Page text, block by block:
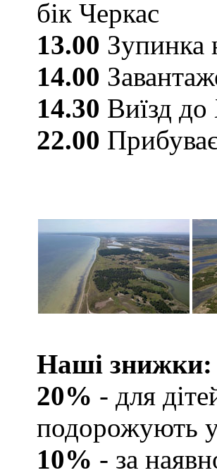
бік Черкас
13.00 Зупинка
14.00
14.30 Виїзд до
22.00
Наші знижки:
20% - для
подорожують у
10% - за